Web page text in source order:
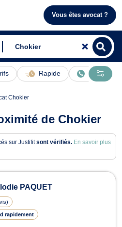
Vous êtes avocat ?
Rapide En ligne
Chokier
de Chokier
sur Justifitsont vérifiés. En savoir plus
PAQUET
)
rapidement